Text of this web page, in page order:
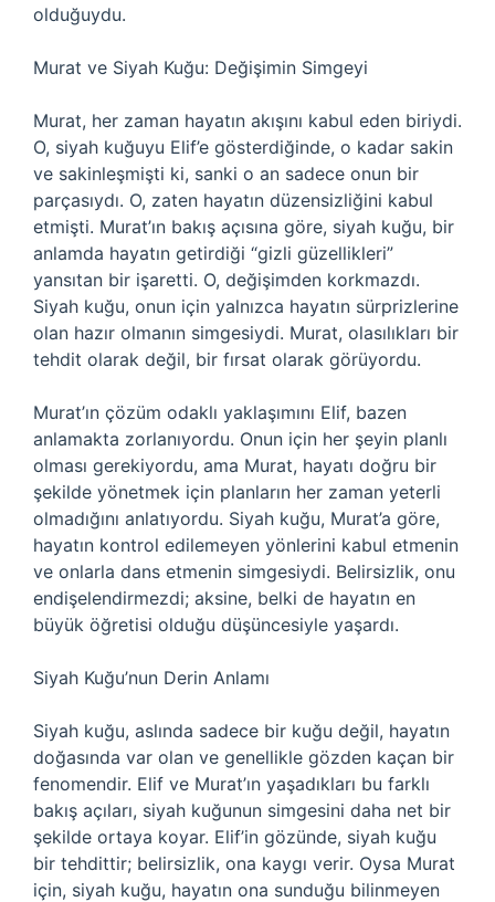
olduğuydu.
Murat ve Siyah Kuğu: Değişimin Simgeyi
Murat, her zaman hayatın akışını kabul eden biriydi.
O, siyah kuğuyu Elif’e gösterdiğinde, o kadar sakin
ve sakinleşmişti ki, sanki o an sadece onun bir
parçasıydı. O, zaten hayatın düzensizliğini kabul
etmişti. Murat’ın bakış açısına göre, siyah kuğu, bir
anlamda hayatın getirdiği “gizli güzellikleri”
yansıtan bir işaretti. O, değişimden korkmazdı.
Siyah kuğu, onun için yalnızca hayatın sürprizlerine
olan hazır olmanın simgesiydi. Murat, olasılıkları bir
tehdit olarak değil, bir fırsat olarak görüyordu.
Murat’ın çözüm odaklı yaklaşımını Elif, bazen
anlamakta zorlanıyordu. Onun için her şeyin planlı
olması gerekiyordu, ama Murat, hayatı doğru bir
şekilde yönetmek için planların her zaman yeterli
olmadığını anlatıyordu. Siyah kuğu, Murat’a göre,
hayatın kontrol edilemeyen yönlerini kabul etmenin
ve onlarla dans etmenin simgesiydi. Belirsizlik, onu
endişelendirmezdi; aksine, belki de hayatın en
büyük öğretisi olduğu düşüncesiyle yaşardı.
Siyah Kuğu’nun Derin Anlamı
Siyah kuğu, aslında sadece bir kuğu değil, hayatın
doğasında var olan ve genellikle gözden kaçan bir
fenomendir. Elif ve Murat’ın yaşadıkları bu farklı
bakış açıları, siyah kuğunun simgesini daha net bir
şekilde ortaya koyar. Elif’in gözünde, siyah kuğu
bir tehdittir; belirsizlik, ona kaygı verir. Oysa Murat
için, siyah kuğu, hayatın ona sunduğu bilinmeyen